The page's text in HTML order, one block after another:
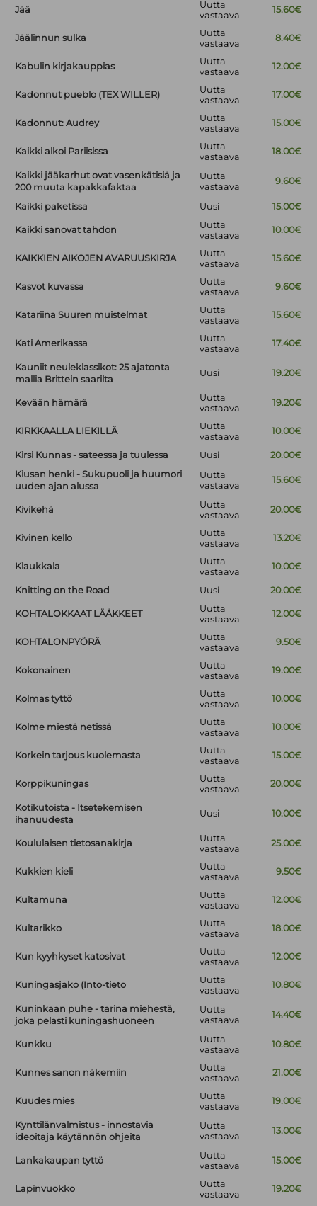
Jää
Uutta
vastaava
15.60€
Jäälinnun sulka
Uutta
vastaava
8.40€
Kabulin kirjakauppias
Uutta
vastaava
12.00€
Kadonnut pueblo (TEX WILLER)
Uutta
vastaava
17.00€
Kadonnut: Audrey
Uutta
vastaava
15.00€
Kaikki alkoi Pariisissa
Uutta
vastaava
18.00€
Kaikki jääkarhut ovat vasenkätisiä ja
200 muuta kapakkafaktaa
Uutta
vastaava
9.60€
Kaikki paketissa Uusi 15.00€
Kaikki sanovat tahdon
Uutta
vastaava
10.00€
KAIKKIEN AIKOJEN AVARUUSKIRJA
Uutta
vastaava
15.60€
Kasvot kuvassa
Uutta
vastaava
9.60€
Katariina Suuren muistelmat
Uutta
vastaava
15.60€
Kati Amerikassa
Uutta
vastaava
17.40€
Kauniit neuleklassikot: 25 ajatonta
mallia Brittein saarilta
Uusi 19.20€
Kevään hämärä
Uutta
vastaava
19.20€
KIRKKAALLA LIEKILLÄ
Uutta
vastaava
10.00€
Kirsi Kunnas - sateessa ja tuulessa Uusi
20.00€
Kiusan henki - Sukupuoli ja huumori
uuden ajan alussa
Uutta
vastaava
15.60€
Kivikehä
Uutta
vastaava
20.00€
Kivinen kello
Uutta
vastaava
13.20€
Klaukkala
Uutta
vastaava
10.00€
Knitting on the Road Uusi 20.00€
KOHTALOKKAAT LÄÄKKEET
Uutta
vastaava
12.00€
KOHTALONPYÖRÄ
Uutta
vastaava
9.50€
Kokonainen
Uutta
vastaava
19.00€
Kolmas tyttö
Uutta
vastaava
10.00€
Kolme miestä netissä
Uutta
vastaava
10.00€
Korkein tarjous kuolemasta
Uutta
vastaava
15.00€
Korppikuningas
Uutta
vastaava
20.00€
Kotikutoista - Itsetekemisen
ihanuudesta
Uusi 10.00€
Koululaisen tietosanakirja
Uutta
vastaava
25.00€
Kukkien kieli
Uutta
vastaava
9.50€
Kultamuna
Uutta
vastaava
12.00€
Kultarikko
Uutta
vastaava
18.00€
Kun kyyhkyset katosivat
Uutta
vastaava
12.00€
Kuningasjako (Into-tieto
Uutta
vastaava
10.80€
Kuninkaan puhe - tarina miehestä,
joka pelasti kuningashuoneen
Uutta
vastaava
14.40€
Kunkku
Uutta
vastaava
10.80€
Kunnes sanon näkemiin
Uutta
vastaava
21.00€
Kuudes mies
Uutta
vastaava
19.00€
Kynttilänvalmistus - innostavia
ideoitaja käytännön ohjeita
Uutta
vastaava
13.00€
Lankakaupan tyttö
Uutta
vastaava
15.00€
Lapinvuokko
Uutta
vastaava
19.20€